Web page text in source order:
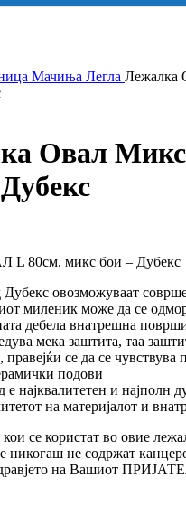
Мачиња Легла Лежалка
Овал
L 80см. микс бои – Дубекс
овозможуваат
миленик може да се
дебела внатрешна
мека заштита, таа
се да се чувствува
подови
е најквалитетен и најполн
на материјалот и
се користат во овие
никогаш не содржат
на Вашиот